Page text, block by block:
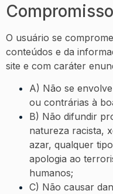
O usuário se
conteúdos e da
site e com caráter
A) Não se
ou contrárias à
B) Não difundir
natureza racista,
azar, qualquer
apologia ao
humanos;
C) Não causar